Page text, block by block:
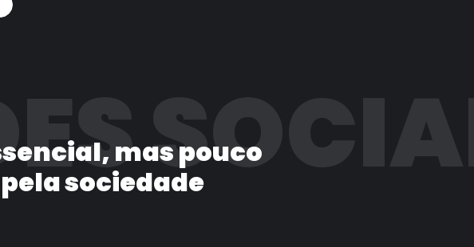
mas pouco
sociedade